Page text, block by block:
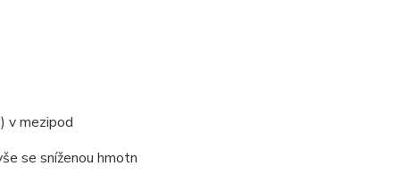
v mezipod
se sníženou hmotn